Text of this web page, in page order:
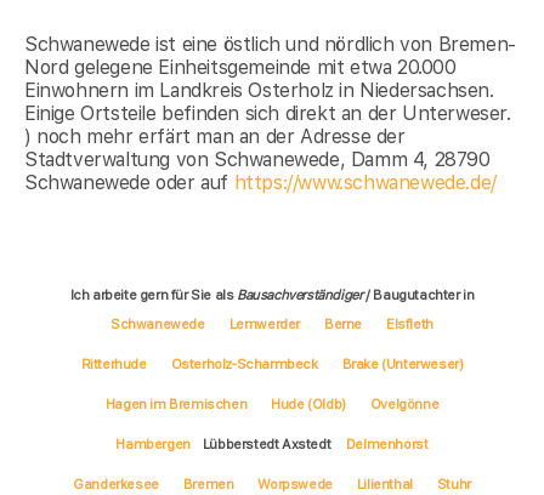
Schwanewede ist eine östlich und nördlich von Bremen-
Nord gelegene Einheitsgemeinde mit etwa 20.000
Einwohnern im Landkreis Osterholz in Niedersachsen.
Einige Ortsteile befinden sich direkt an der Unterweser.
) noch mehr erfärt man an der Adresse der
Stadtverwaltung von Schwanewede, Damm 4, 28790
Schwanewede oder auf https://www.schwanewede.de/
Ich arbeite gern für Sie als Bausachverständiger/ Baugutachter in
Schwanewede
Lemwerder Berne Elsfleth
Ritterhude Osterholz-Scharmbeck Brake (Unterweser)
Hagen im Bremischen Hude (Oldb) Ovelgönne
Hambergen Lübberstedt Axstedt Delmenhorst
Ganderkesee Bremen Worpswede Lilienthal Stuhr